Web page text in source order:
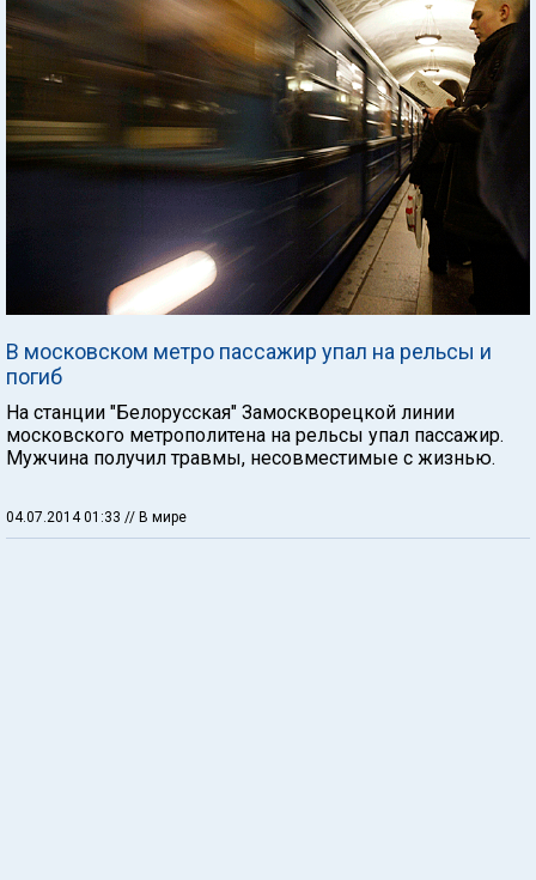
В московском метро пассажир упал на рельсы и
погиб
На станции "Белорусская" Замоскворецкой линии
московского метрополитена на рельсы упал пассажир.
Мужчина получил травмы, несовместимые с жизнью.
04.07.2014 01:33 // В мире